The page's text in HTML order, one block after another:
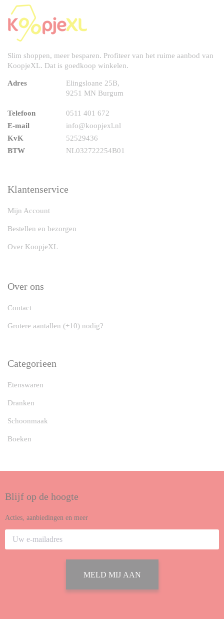
Slim shoppen, meer besparen. Profiteer van het ruime aanbod van
KoopjeXL. Dat is goedkoop winkelen.
Adres
Elingsloane 25B,
9251 MN Burgum
Telefoon
0511 401 672
E-mail
info@koopjexl.nl
KvK
52529436
BTW
NL032722254B01
Klantenservice
Mijn Account
Bestellen en bezorgen
Over KoopjeXL
Over ons
Contact
Grotere aantallen (+10) nodig?
Categorieen
Etenswaren
Dranken
Schoonmaak
Boeken
Blijf op de hoogte
Acties, aanbiedingen en meer
MELD MIJ AAN